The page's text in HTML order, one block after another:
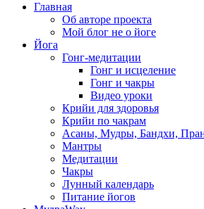
Главная
Об авторе проекта
Мой блог не о йоге
Йога
Гонг-медитации
Гонг и исцеление
Гонг и чакры
Видео уроки
Крийи для здоровья
Крийи по чакрам
Асаны, Мудры, Бандхи,
Мантры
Медитации
Чакры
Лунный календарь
Питание йогов